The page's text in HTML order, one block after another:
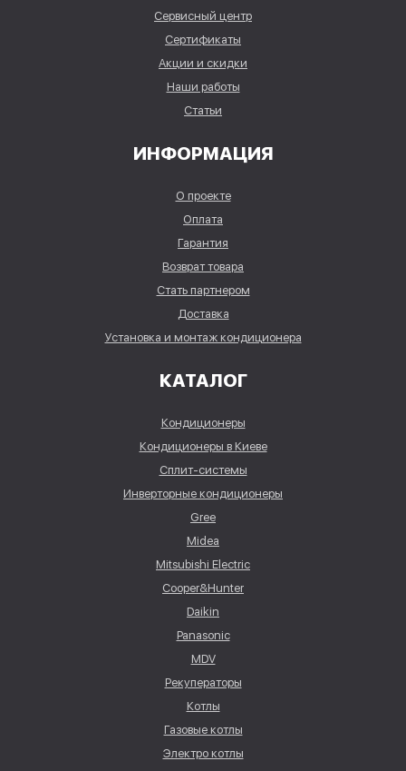
Сервисный центр
Сертификаты
Акции и скидки
Наши работы
Статьи
ИНФОРМАЦИЯ
О проекте
Оплата
Гарантия
Возврат товара
Стать партнером
Доставка
Установка и монтаж кондиционера
КАТАЛОГ
Кондиционеры
Кондиционеры в Киеве
Сплит-системы
Инверторные кондиционеры
Gree
Midea
Mitsubishi Electric
Cooper&Hunter
Daikin
Panasonic
MDV
Рекуператоры
Котлы
Газовые котлы
Электро котлы